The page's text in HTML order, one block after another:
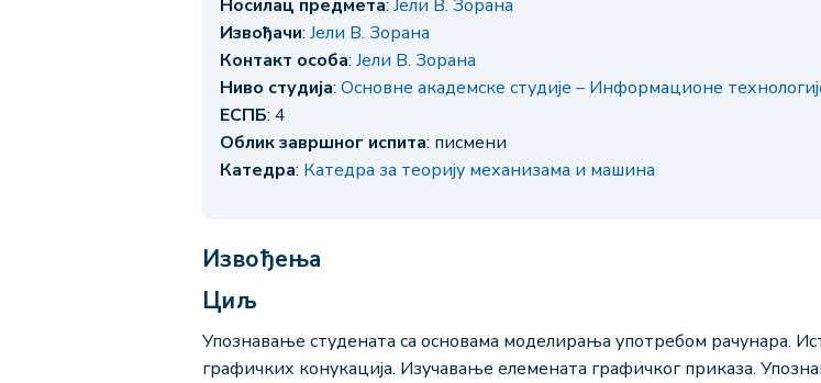
Носилац предмета: Јели В. Зорана
Извођачи: Јели В. Зорана
Контакт особа: Јели В. Зорана
Ниво студија: Основне академске студије – Информационе
ЕСПБ: 4
Облик завршног испита: писмени
Катедра: Катедра за теорију механизама и машина
Извођења
Циљ
Упознавање студената са основама моделирања употребом рачунара.
графичких конукација. Изучавање елемената графичког приказа.